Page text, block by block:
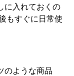
に入れておくの
もすぐに日常使
のような商品